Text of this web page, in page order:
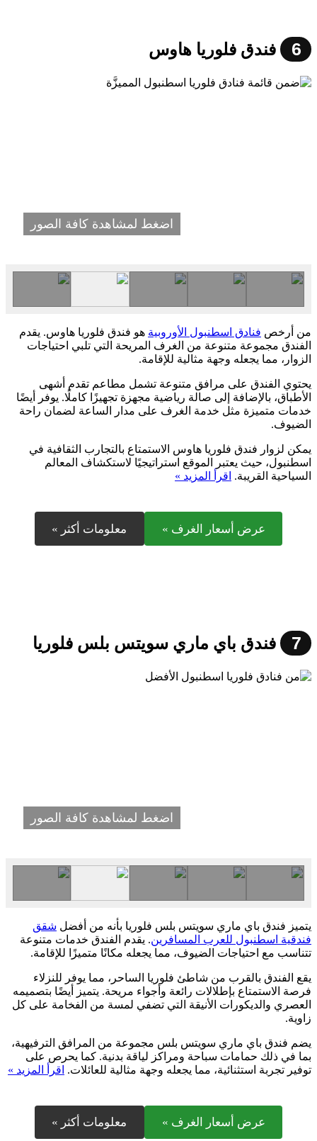
6 فندق فلوريا هاوس
اضغط لمشاهدة كافة الصور
من أرخص فنادق اسطنبول الأوروبية هو فندق فلوريا هاوس. يقدم
الفندق مجموعة متنوعة من الغرف المريحة التي تلبي احتياجات
الزوار، مما يجعله وجهة مثالية للإقامة.
يحتوي الفندق على مرافق متنوعة تشمل مطاعم تقدم أشهى
الأطباق، بالإضافة إلى صالة رياضية مجهزة تجهيزًا كاملًا. يوفر أيضًا
خدمات متميزة مثل خدمة الغرف على مدار الساعة لضمان راحة
الضيوف.
يمكن لزوار فندق فلوريا هاوس الاستمتاع بالتجارب الثقافية في
اسطنبول، حيث يعتبر الموقع استراتيجيًا لاستكشاف المعالم
السياحية القريبة. اقرأ المزيد »
عرض أسعار الغرف » معلومات أكثر »
7 فندق باي ماري سويتس بلس فلوريا
اضغط لمشاهدة كافة الصور
يتميز فندق باي ماري سويتس بلس فلوريا بأنه من أفضل شقق
فندقية اسطنبول للعرب المسافرين. يقدم الفندق خدمات متنوعة
تتناسب مع احتياجات الضيوف، مما يجعله مكانًا متميزًا للإقامة.
يقع الفندق بالقرب من شاطئ فلوريا الساحر، مما يوفر للنزلاء
فرصة الاستمتاع بإطلالات رائعة وأجواء مريحة. يتميز أيضًا بتصميمه
العصري والديكورات الأنيقة التي تضفي لمسة من الفخامة على كل
زاوية.
يضم فندق باي ماري سويتس بلس مجموعة من المرافق الترفيهية،
بما في ذلك حمامات سباحة ومراكز لياقة بدنية. كما يحرص على
توفير تجربة استثنائية، مما يجعله وجهة مثالية للعائلات. اقرأ المزيد »
عرض أسعار الغرف » معلومات أكثر »